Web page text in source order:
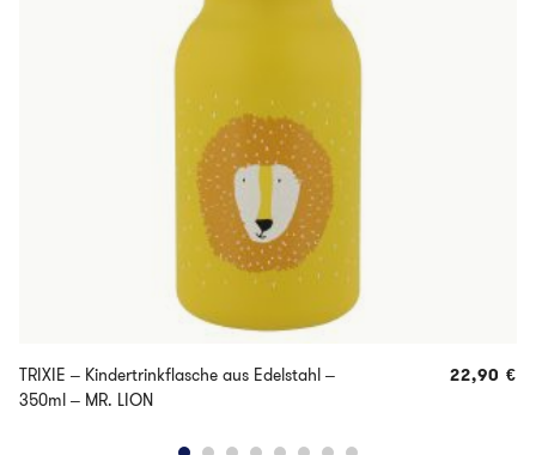
TRIXIE – Kindertrinkflasche aus Edelstahl –
350ml – MR. LION
22,90 €